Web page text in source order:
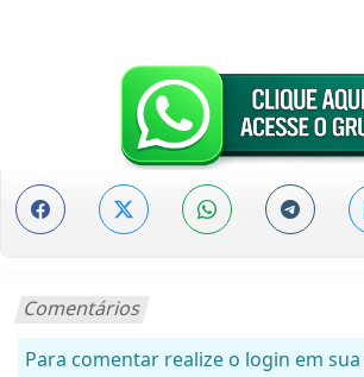
Comentários
Para comentar realize o login em